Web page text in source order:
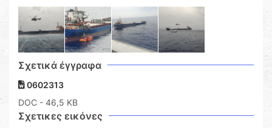
Σχετικά έγγραφα
0602313
DOC - 46,5 KB
Σχετικες εικόνες